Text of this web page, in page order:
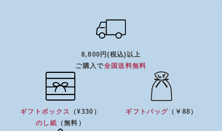
8,800円(税込)以上
ご購入で全国送料無料
ギフトボックス
（¥330）
のし紙 （無料）
ギフトバッグ （￥88）